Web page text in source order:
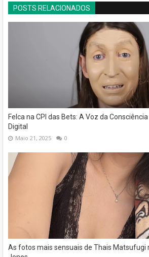
POSTS RELACIONADOS
Felca na CPI das Bets: A Voz da
Digital
Maio 21, 2025 0
As fotos mais sensuais de Thais Matsufugi